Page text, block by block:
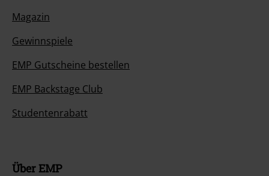
Magazin
Gewinnspiele
EMP Gutscheine bestellen
EMP Backstage Club
Studentenrabatt
Über EMP